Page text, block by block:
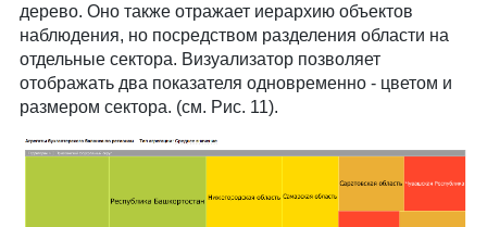
дерево. Оно также отражает иерархию объектов
наблюдения, но посредством разделения области на
отдельные сектора. Визуализатор позволяет
отображать два показателя одновременно - цветом и
размером сектора. (см. Рис. 11).